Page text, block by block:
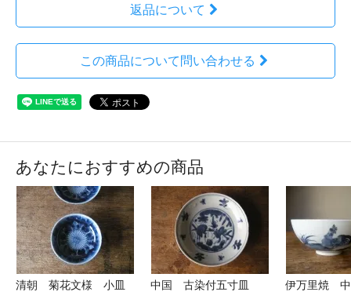
返品について
この商品について問い合わせる
あなたにおすすめの商品
清朝 菊花文様 小皿
中国 古染付五寸皿
伊万里焼